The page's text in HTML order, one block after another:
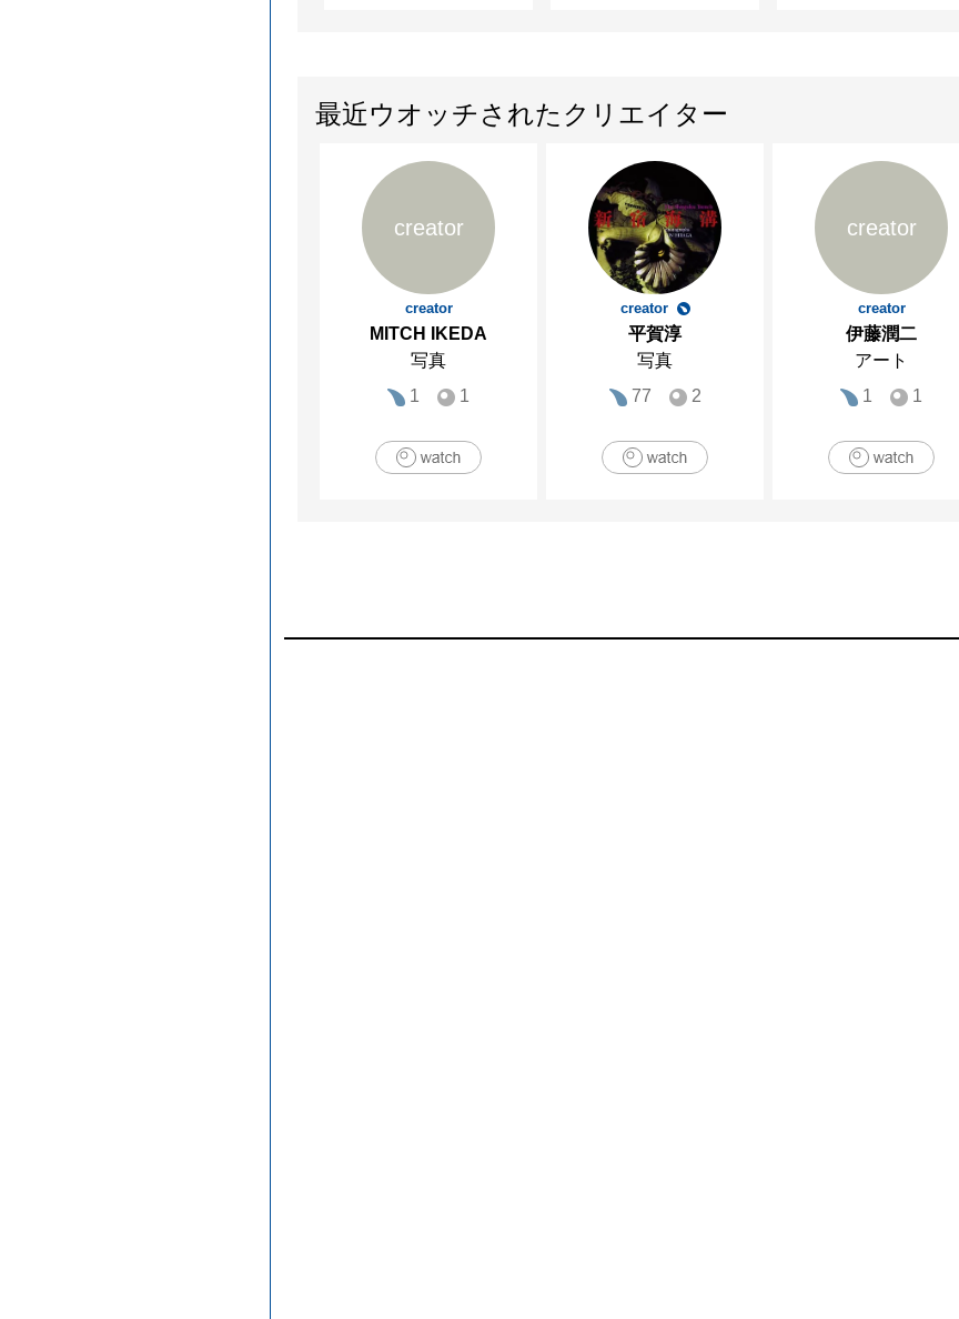
最近ウオッチされたクリエイター
creator
creator
MITCH IKEDA
写真
1
1
creator
平賀淳
写真
77
2
creator
creator
伊藤潤二
アート
1
1